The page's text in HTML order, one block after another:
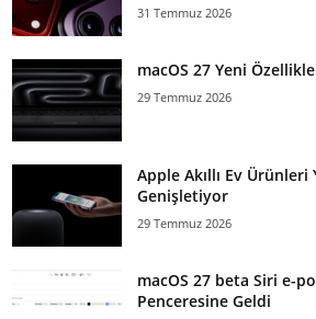
31 Temmuz 2026
macOS 27 Yeni
29 Temmuz 2026
Apple Akıllı Ev Ürünleri
Genişletiyor
29 Temmuz 2026
macOS 27 beta Siri e-
Penceresine Geldi